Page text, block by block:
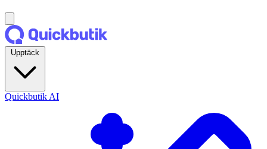
Quickbutik AI